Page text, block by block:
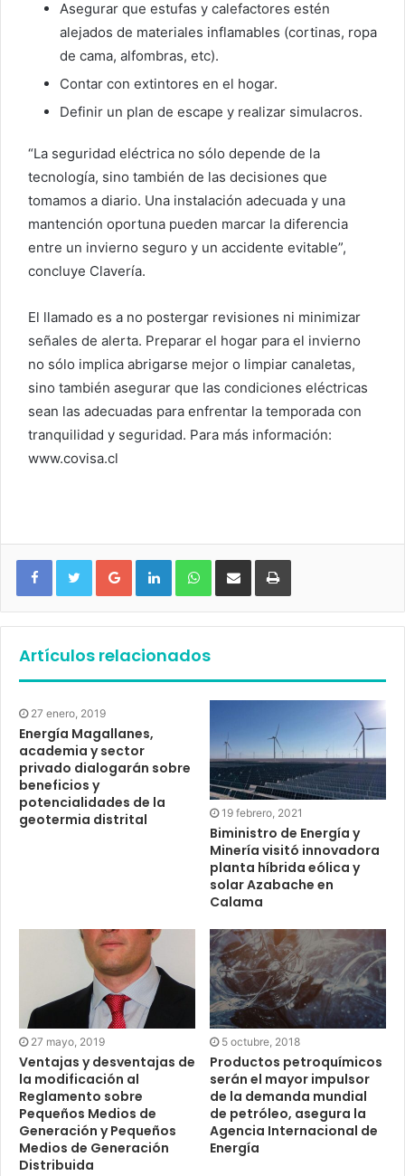
Asegurar que estufas y calefactores estén
alejados de materiales inflamables (cortinas, ropa
de cama, alfombras, etc).
Contar con extintores en el hogar.
Definir un plan de escape y realizar simulacros.
“La seguridad eléctrica no sólo depende de la
tecnología, sino también de las decisiones que
tomamos a diario. Una instalación adecuada y una
mantención oportuna pueden marcar la diferencia
entre un invierno seguro y un accidente evitable”,
concluye Clavería.
El llamado es a no postergar revisiones ni minimizar
señales de alerta. Preparar el hogar para el invierno
no sólo implica abrigarse mejor o limpiar canaletas,
sino también asegurar que las condiciones eléctricas
sean las adecuadas para enfrentar la temporada con
tranquilidad y seguridad. Para más información:
www.covisa.cl
Google+ LinkedIn WhatsApp
Artículos relacionados
27 enero, 2019
Energía Magallanes,
academia y sector
privado dialogarán sobre
beneficios y
potencialidades de la
geotermia distrital
19 febrero, 2021
Biministro de Energía y
Minería visitó innovadora
planta híbrida eólica y
solar Azabache en
Calama
27 mayo, 2019
Ventajas y desventajas de
la modificación al
Reglamento sobre
Pequeños Medios de
Generación y Pequeños
Medios de Generación
Distribuida
5 octubre, 2018
Productos petroquímicos
serán el mayor impulsor
de la demanda mundial
de petróleo, asegura la
Agencia Internacional de
Energía